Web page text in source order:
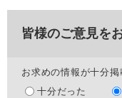
皆様のご意見を
お求めの情報が十分
十分だった